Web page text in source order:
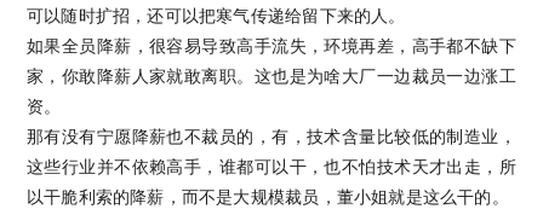
可以随时扩招，还可以把寒气传递给留下来的人。
如果全员降薪，很容易导致高手流失，环境再差，高手都不缺下
家，你敢降薪人家就敢离职。这也是为啥大厂一边裁员一边涨工
资。
那有没有宁愿降薪也不裁员的，有，技术含量比较低的制造业，
这些行业并不依赖高手，谁都可以干，也不怕技术天才出走，所
以干脆利索的降薪，而不是大规模裁员，董小姐就是这么干的。